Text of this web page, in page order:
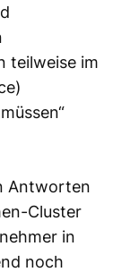
teilweise im
Antworten
Cluster
in
noch